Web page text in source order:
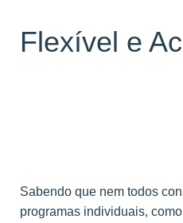
Flexível e
Sabendo que nem todos
programas individuais,